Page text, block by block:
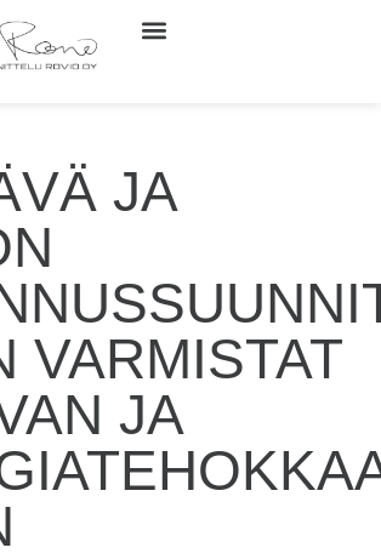
JA
VARMISTAT
JA